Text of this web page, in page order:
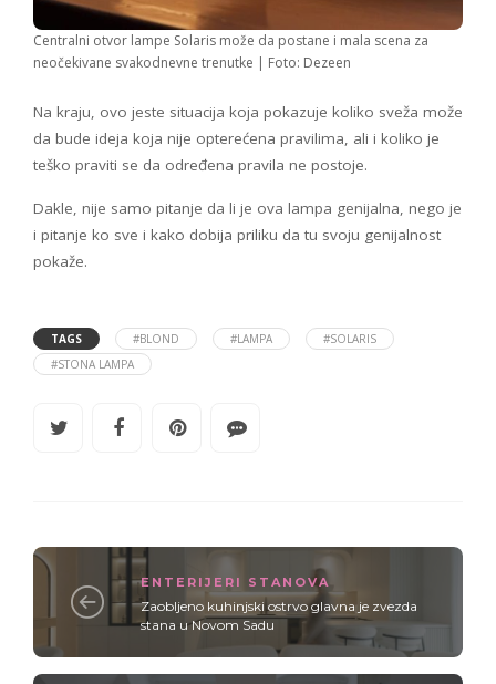
Centralni otvor lampe Solaris može da postane i mala scena za
neočekivane svakodnevne trenutke | Foto: Dezeen
Na kraju, ovo jeste situacija koja pokazuje koliko sveža može
da bude ideja koja nije opterećena pravilima, ali i koliko je
teško praviti se da određena pravila ne postoje.
Dakle, nije samo pitanje da li je ova lampa genijalna, nego je
i pitanje ko sve i kako dobija priliku da tu svoju genijalnost
pokaže.
TAGS #BLOND #LAMPA
#SOLARIS
#STONA LAMPA
ENTERIJERI STANOVA
Zaobljeno kuhinjski ostrvo glavna je zvezda
stana u Novom Sadu